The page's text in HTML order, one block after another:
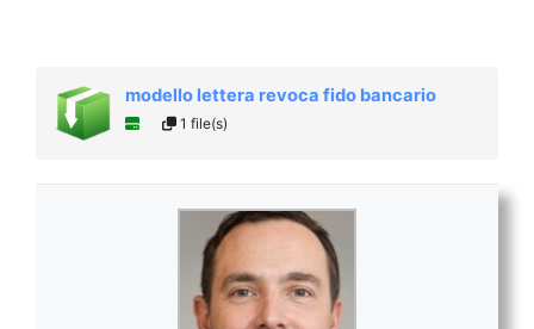
modello lettera revoca fido bancario
1 file(s)